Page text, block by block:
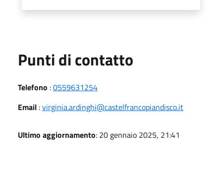
Punti di contatto
Telefono :0559631254
Email :virginia.ardinghi@castelfrancopiandisco.it
Ultimo aggiornamento: 20 gennaio 2025, 21:41